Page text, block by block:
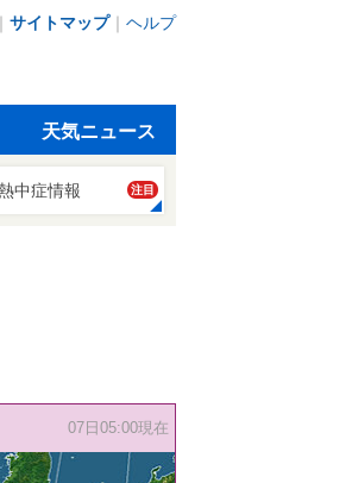
サイトマップ｜ ヘルプ
天気ニュース
中症情報 注目
07日05:00現在